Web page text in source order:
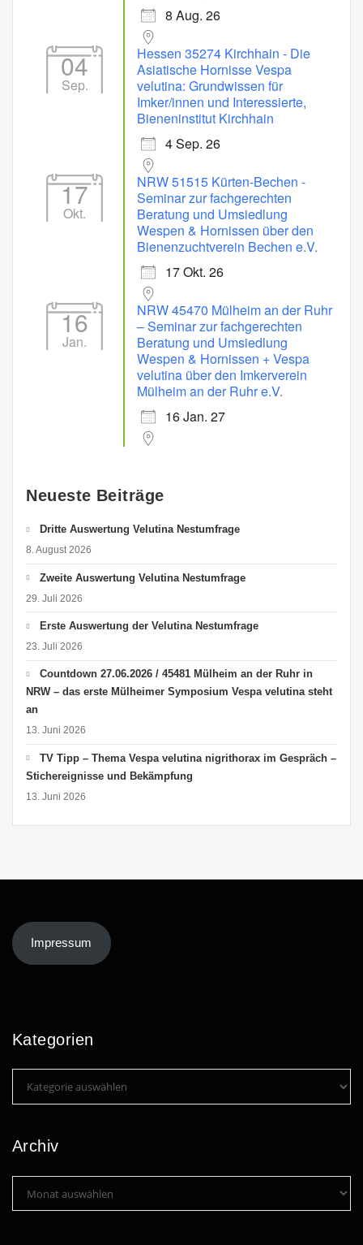
8 Aug. 26
04
Sep.
Hessen 35274 Kirchhain - Die
Asiatische Hornisse Vespa
velutina: Grundwissen für
Imker/innen und Interessierte,
Bieneninstitut Kirchhain
4 Sep. 26
17
Okt.
NRW 51515 Kürten-Bechen -
Seminar zur fachgerechten
Beratung und Umsiedlung
Wespen & Hornissen über den
Bienenzuchtverein Bechen e.V.
17 Okt. 26
16
Jan.
NRW 45470 Mülheim an der Ruhr
– Seminar zur fachgerechten
Beratung und Umsiedlung
Wespen & Hornissen + Vespa
velutina über den Imkerverein
Mülheim an der Ruhr e.V.
16 Jan. 27
Neueste Beiträge
Dritte Auswertung Velutina Nestumfrage
8. August 2026
Zweite Auswertung Velutina Nestumfrage
29. Juli 2026
Erste Auswertung der Velutina Nestumfrage
23. Juli 2026
Countdown 27.06.2026 / 45481 Mülheim an der Ruhr in
NRW – das erste Mülheimer Symposium Vespa velutina steht
an
13. Juni 2026
TV Tipp – Thema Vespa velutina nigrithorax im Gespräch –
Stichereignisse und Bekämpfung
13. Juni 2026
Impressum
Kategorien
Archiv